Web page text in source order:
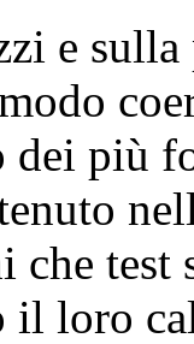
e
dei più
che
il loro